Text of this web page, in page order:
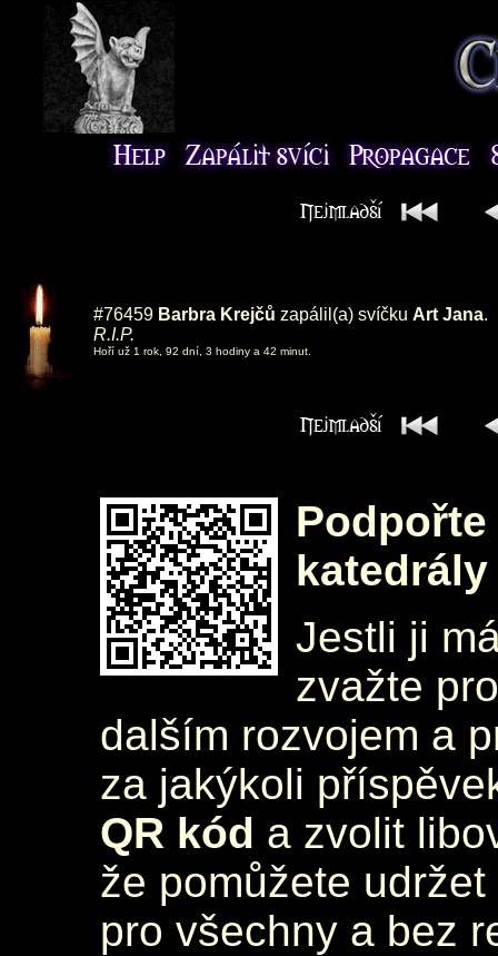
#76459 Barbra Krejčů zapálil(a) svíčku Art Jana.
R.I.P.
Hoří už 1 rok, 92 dní, 3 hodiny a 42 minut.
katedrály
Jestli ji
zvažte
dalším rozvojem a
za jakýkoli
QR kód a zvolit
že pomůžete
pro všechny a bez